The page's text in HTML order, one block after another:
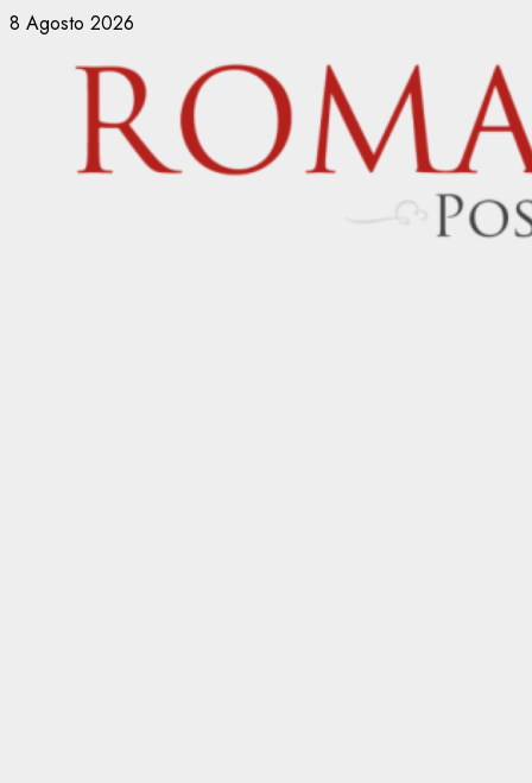
Vai
contenuto
8 Agosto 2026